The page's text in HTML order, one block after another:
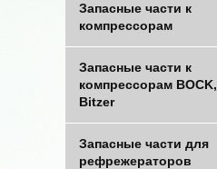
Запасные части к
компрессорам
Запасные части к
компрессорам BOCK,
Bitzer
Запасные части для
рефрежераторов